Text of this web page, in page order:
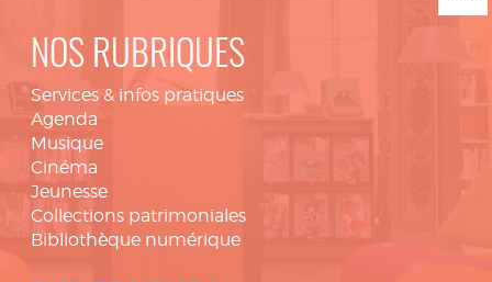
NOS RUBRIQUES
Services & infos pratiques
Agenda
Musique
Cinéma
Jeunesse
Collections patrimoniales
Bibliothèque numérique